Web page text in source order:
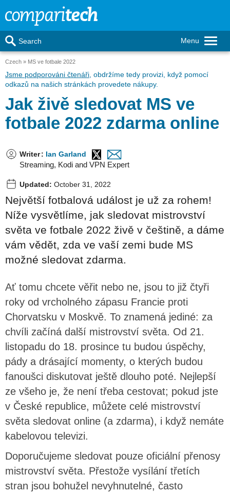
Menu
Search
Czech MS ve fotbale 2022
Jsme podporováni čtenáři , obdržíme tedy provizi, když pomocí
odkazů na našich stránkách provedete nákupy.
Jak živě sledovat MS ve
fotbale 2022 zdarma online
Writer: Ian Garland
Streaming, Kodi and VPN Expert
Updated: October 31, 2022
Největší fotbalová událost je už za rohem!
Níže vysvětlíme, jak sledovat mistrovství
světa ve fotbale 2022 živě v češtině, a dáme
vám vědět, zda ve vaší zemi bude MS
možné sledovat zdarma.
Ať tomu chcete věřit nebo ne, jsou to již čtyři
roky od vrcholného zápasu Francie proti
Chorvatsku v Moskvě. To znamená jediné: za
chvíli začíná další mistrovství světa. Od 21.
listopadu do 18. prosince tu budou úspěchy,
pády a drásající momenty, o kterých budou
fanoušci diskutovat ještě dlouho poté. Nejlepší
ze všeho je, že není třeba cestovat; pokud jste
v České republice, můžete celé mistrovství
světa sledovat online (a zdarma), i když nemáte
kabelovou televizi.
Doporučujeme sledovat pouze oficiální přenosy
mistrovství světa. Přestože vysílání třetích
stran jsou bohužel nevyhnutelné, často